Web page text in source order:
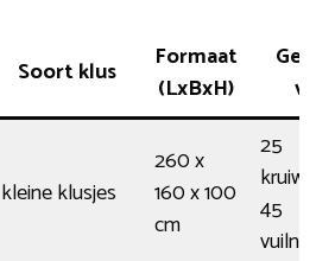
Soort klus
Formaat
(LxBxH)
kleine klusjes
260 x
160 x 100
cm
25
45